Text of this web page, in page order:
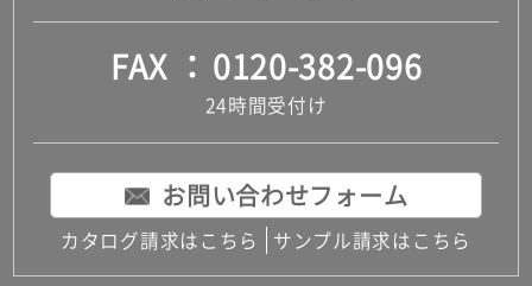
FAX 0120-382-096
24時間受付け
お問い合わせフォーム
カタログ請求はこちら サンプル請求はこちら